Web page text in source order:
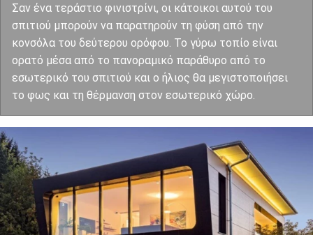
Σαν ένα τεράστιο φινιστρίνι, οι κάτοικοι αυτού του
σπιτιού μπορούν να παρατηρούν τη φύση από την
κονσόλα του δεύτερου ορόφου. Το γύρω τοπίο είναι
ορατό μέσα από το πανοραμικό παράθυρο από το
εσωτερικό του σπιτιού και ο ήλιος θα μεγιστοποιήσει
το φως και τη θέρμανση στον εσωτερικό χώρο.